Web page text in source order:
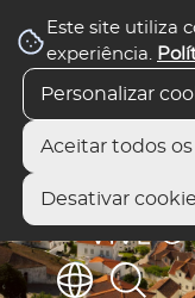
Este site utiliza
experiência.
Personalizar
Aceitar todos
Desativar